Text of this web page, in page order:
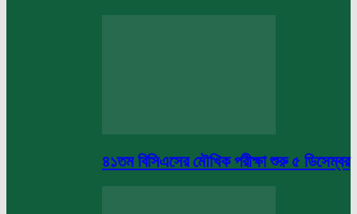
৪১তম বিসিএসের মৌখিক পরীক্ষা শুরু ৫ ডিসেম্বর